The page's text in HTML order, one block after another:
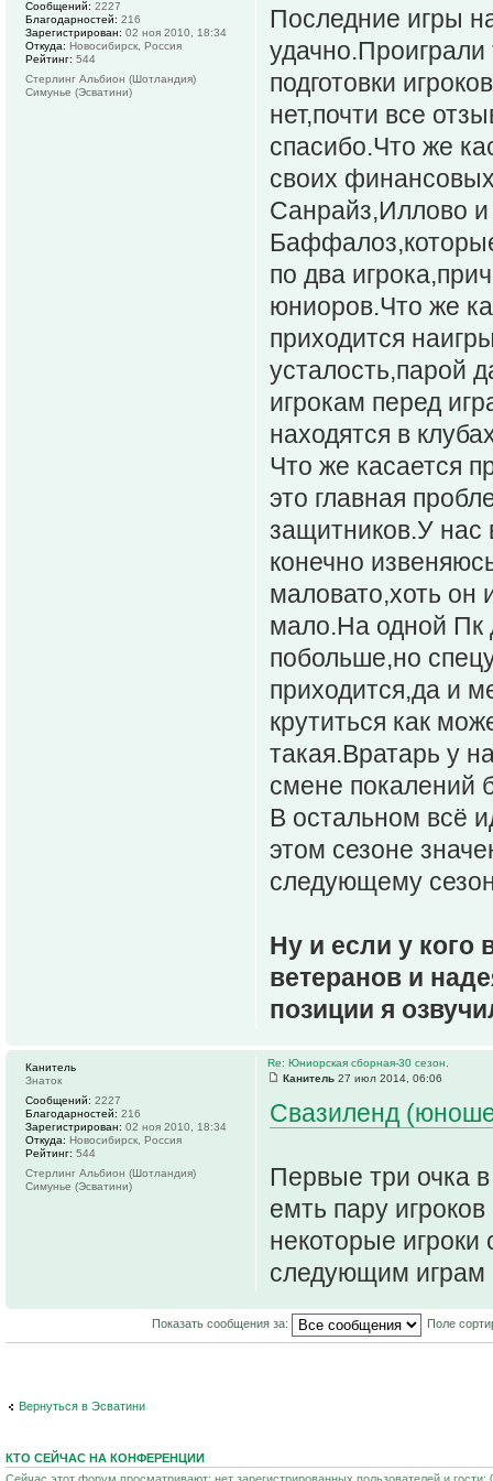
Последние игры
подготовки
нет,почти все
спасибо.Что же
своих
Санрайз,Иллово
по два
юниоров.Что же
приходится
усталость,парой
игрокам перед
находятся в
Что же касается
это главная
защитников.У нас
конечно
маловато,хоть он
мало.На одной Пк
побольше,но
приходится,да и
крутиться как
такая.Вратарь у
смене покалений
В остальном всё
этом сезоне
следующему
Ну и если у кого
ветеранов и
позиции я
Сообщений: 2227
Благодарностей: 216
Зарегистрирован: 02 ноя 2010, 18:34
Откуда: Новосибирск, Россия
Рейтинг: 544
Стерлинг Альбион (Шотландия)
Симунье (Эсватини)
Re: Юниорская сборная-30 сезон.
Канитель 27 июл 2014, 06:06
Свазиленд
Первые три очка
емть пару
некоторые
следующим играм
Канитель
Знаток
Сообщений: 2227
Благодарностей: 216
Зарегистрирован: 02 ноя 2010, 18:34
Откуда: Новосибирск, Россия
Рейтинг: 544
Стерлинг Альбион (Шотландия)
Симунье (Эсватини)
Показать сообщения за: Поле
Вернуться в Эсватини
КТО СЕЙЧАС НА КОНФЕРЕНЦИИ
Сейчас этот форум просматривают: нет зарегистрированных пользователей и гости: